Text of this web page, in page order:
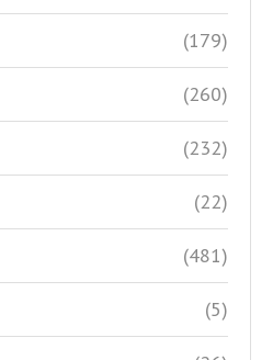
(179)
(260)
(232)
(22)
(481)
(5)